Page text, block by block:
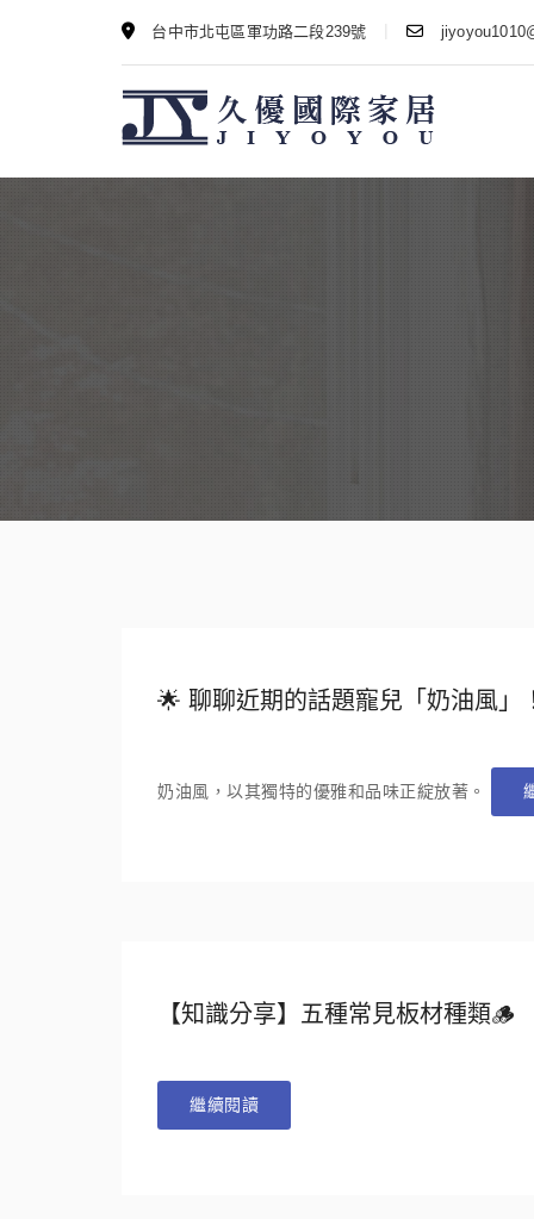
台中市北屯區軍功路二段239號
🌟 聊聊近期的話題寵兒「奶油風」
奶油風，以其獨特的優雅和品味正綻放著。
【知識分享】五種常見板材種類🪵
繼續閱讀